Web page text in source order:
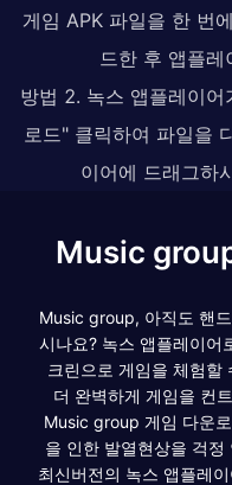
게임 APK 파일을 한 번
드한 후 앱플
방법 2. 녹스 앱플레이
로드" 클릭하여 파일을
이어에 드래그하
Music
Music group, 아직도 핸
시나요? 녹스 앱플레이
크린으로 게임을 체험할
더 완벽하게 게임을 컨
Music group 게임 다운
을 인한 발열현상을 걱
최신버전의 녹스 앱플레